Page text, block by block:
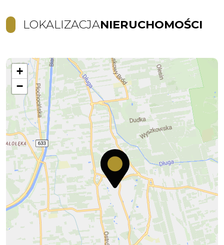
LOKALIZACJANIERUCHOMOŚCI
+
−